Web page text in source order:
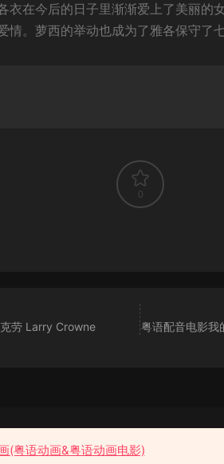
衣在今后的日子里渐渐爱上了美丽的
情。萝西的举动也成为了雅各保守了
0
劳 Larry Crowne
粤语配音电影我
(粤语动画&粤语动画电影)